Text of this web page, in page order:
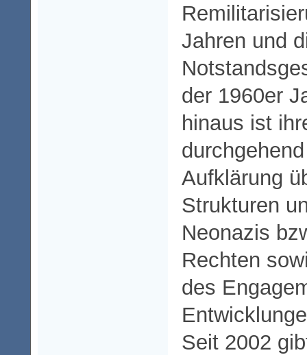
Jahren und
der 1960er
hinaus ist
Aufklärung
Strukturen
Neonazis
Rechten
des
Seit 2002